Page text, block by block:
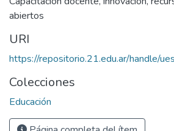
abiertos
URI
https://repositorio.21.edu.ar/handle/
Colecciones
Educación